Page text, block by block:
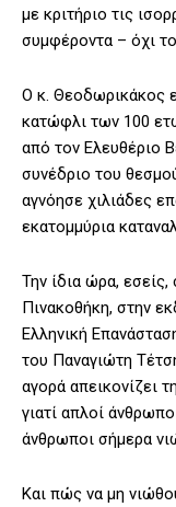
με κριτήριο τις
συμφέροντα – όχι
Ο κ. Θεοδωρικάκος
κατώφλι των 100
από τον Ελευθέριο
συνέδριο του
αγνόησε χιλιάδες
εκατομμύρια
Την ίδια ώρα, εσείς,
Πινακοθήκη, στην
Ελληνική
του Παναγιώτη
αγορά απεικονίζει
γιατί απλοί
άνθρωποι σήμερα
Και πώς να μη